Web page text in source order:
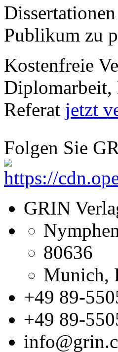
Publikum zu
Kostenfreie
Diplomarbeit,
Referat jetzt
Folgen Sie
GRIN
80636
Munich,
+49 89-
+49 89-